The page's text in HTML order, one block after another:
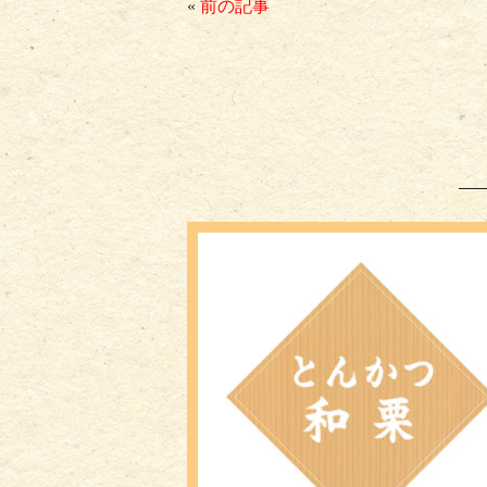
ok r
« 前の記事